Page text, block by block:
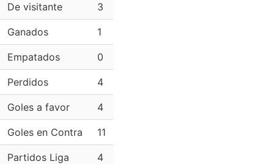
De visitante 3
Ganados 1
Empatados 0
Perdidos 4
Goles a favor 4
Goles en Contra 11
Partidos Liga 4